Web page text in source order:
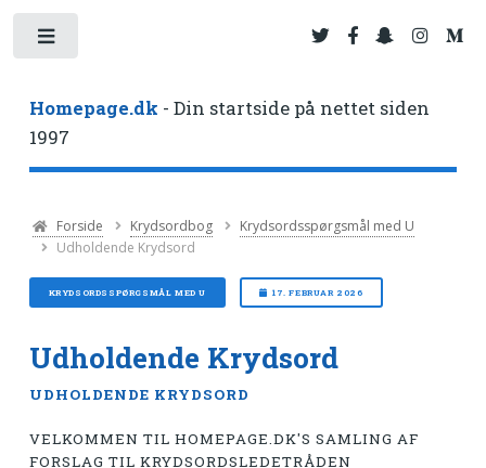
Homepage.dk - Din startside på nettet siden
1997
Forside Krydsordbog
Krydsordsspørgsmål med U
Udholdende Krydsord
KRYDSORDSSPØRGSMÅL MED U 17. FEBRUAR 2026
Udholdende Krydsord
UDHOLDENDE KRYDSORD
VELKOMMEN TIL HOMEPAGE.DK'S SAMLING AF
FORSLAG TIL KRYDSORDSLEDETRÅDEN